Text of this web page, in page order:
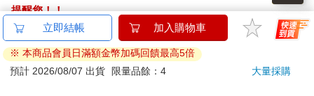
提醒您！！
金石堂及銀行均不會請您操作ATM! 如接獲電話要求您前往
ATM提款機，請不要聽從指示，以免受騙上當！
退換貨須知：